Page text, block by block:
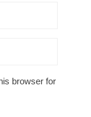
browser for